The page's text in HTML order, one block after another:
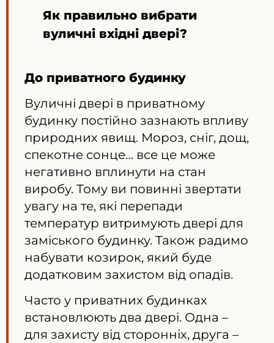
Як правильно вибрати
вуличні вхідні двері?
До приватного будинку
Вуличні двері в приватному
будинку постійно зазнають впливу
природних явищ. Мороз, сніг, дощ,
спекотне сонце… все це може
негативно вплинути на стан
виробу. Тому ви повинні звертати
увагу на те, які перепади
температур витримують двері для
заміського будинку. Також радимо
набувати козирок, який буде
додатковим захистом від опадів.
Часто у приватних будинках
встановлюють два двері. Одна –
для захисту від сторонніх, друга –